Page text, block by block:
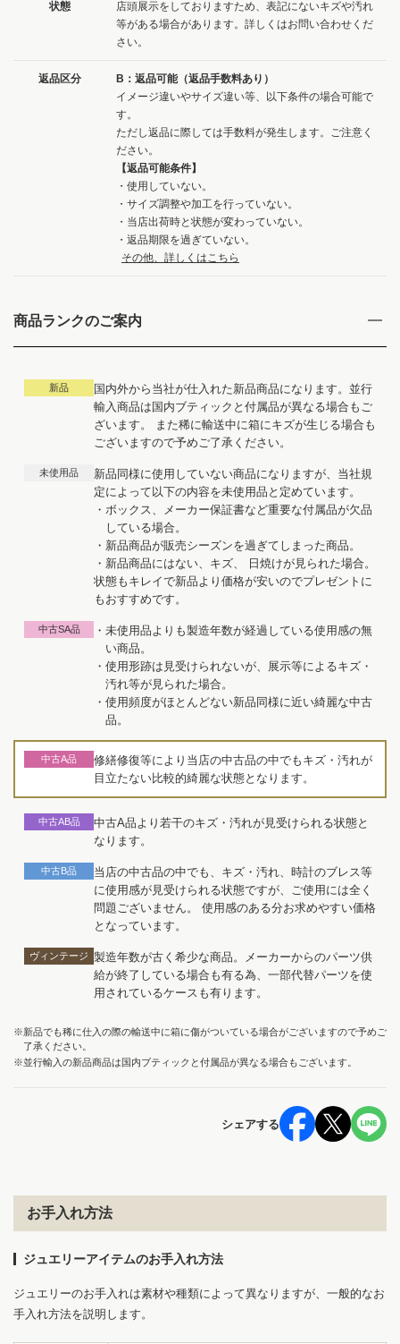
状態
店頭展示をしておりますため、表記にないキズや汚れ
等がある場合があります。詳しくはお問い合わせくだ
さい。
返品区分
B：返品可能（返品手数料あり）
イメージ違いやサイズ違い等、以下条件の場合可能で
す。
ただし返品に際しては手数料が発生します。ご注意く
ださい。
【返品可能条件】
・使用していない。
・サイズ調整や加工を行っていない。
・当店出荷時と状態が変わっていない。
・返品期限を過ぎていない。
その他、詳しくはこちら
商品ランクのご案内
新品
国内外から当社が仕入れた新品商品になります。並行
輸入商品は国内ブティックと付属品が異なる場合もご
ざいます。 また稀に輸送中に箱にキズが生じる場合も
ございますので予めご了承ください。
未使用品
新品同様に使用していない商品になりますが、当社規
定によって以下の内容を未使用品と定めています。
・ボックス、メーカー保証書など重要な付属品が欠品
している場合。
・新品商品が販売シーズンを過ぎてしまった商品。
・新品商品にはない、キズ、 日焼けが見られた場合。
状態もキレイで新品より価格が安いのでプレゼントに
もおすすめです。
中古SA品
・未使用品よりも製造年数が経過している使用感の無
い商品。
・使用形跡は見受けられないが、展示等によるキズ・
汚れ等が見られた場合。
・使用頻度がほとんどない新品同様に近い綺麗な中古
品。
中古A品
修繕修復等により当店の中古品の中でもキズ・汚れが
目立たない比較的綺麗な状態となります。
中古AB品
中古A品より若干のキズ・汚れが見受けられる状態と
なります。
中古B品
当店の中古品の中でも、キズ・汚れ、時計のブレス等
に使用感が見受けられる状態ですが、ご使用には全く
問題ございません。 使用感のある分お求めやすい価格
となっています。
ヴィンテージ 製造年数が古く希少な商品。メーカーからのパーツ供
給が終了している場合も有る為、一部代替パーツを使
用されているケースも有ります。
※新品でも稀に仕入の際の輸送中に箱に傷がついている場合がございますので予めご
了承ください。
※並行輸入の新品商品は国内ブティックと付属品が異なる場合もございます。
シェアする
お手入れ方法
ジュエリーアイテムのお手入れ方法
ジュエリーのお手入れは素材や種類によって異なりますが、一般的なお
手入れ方法を説明します。